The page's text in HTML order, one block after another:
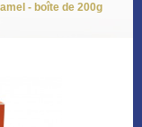
- boîte de 200g